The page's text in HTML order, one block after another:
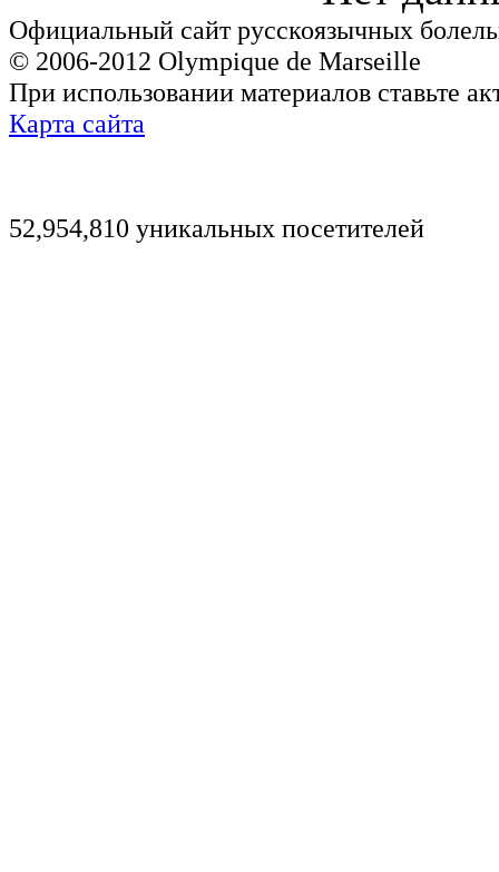
Официальный сайт русскоязычных
© 2006-2012 Olympique de Marseille
При использовании материалов ставьте
Карта сайта
52,954,810 уникальных посетителей